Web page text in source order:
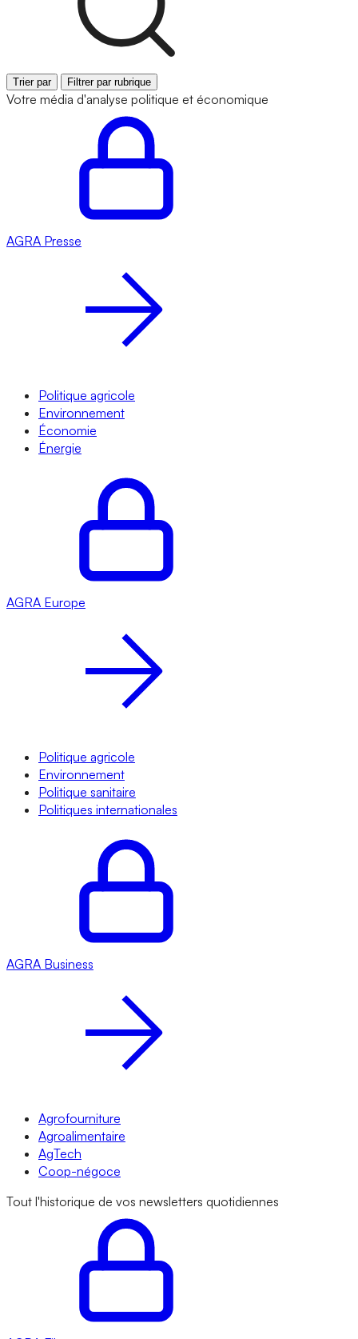
Trier par Filtrer par rubrique
Votre média d'analyse politique et économique
AGRA Presse
Politique agricole
Environnement
Économie
Énergie
AGRA Europe
Politique agricole
Environnement
Politique sanitaire
Politiques internationales
AGRA Business
Agrofourniture
Agroalimentaire
AgTech
Coop-négoce
Tout l'historique de vos newsletters quotidiennes